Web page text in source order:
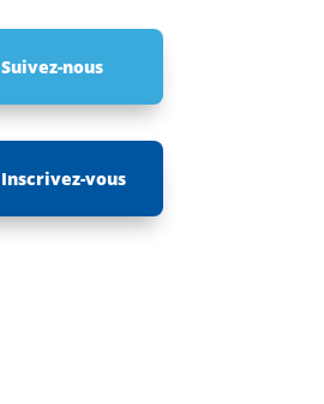
Suivez-nous
Inscrivez-vous